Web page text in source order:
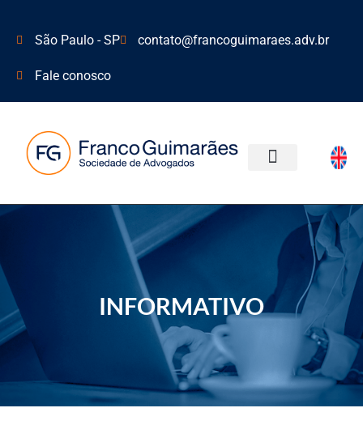
São Paulo - SP contato@francoguimaraes.adv.br
Fale conosco
INFORMATIVO